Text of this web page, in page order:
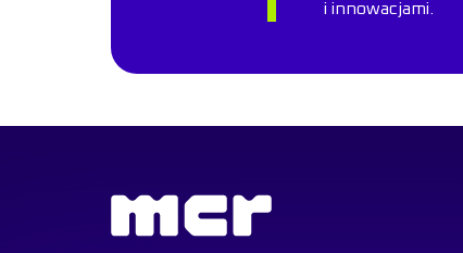
i innowacjami.